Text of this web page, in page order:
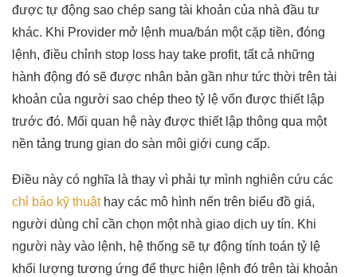
được tự động sao chép sang tài khoản của nhà đầu tư
khác. Khi Provider mở lệnh mua/bán một cặp tiền, đóng
lệnh, điều chỉnh stop loss hay take profit, tất cả những
hành động đó sẽ được nhân bản gần như tức thời trên tài
khoản của người sao chép theo tỷ lệ vốn được thiết lập
trước đó. Mối quan hệ này được thiết lập thông qua một
nền tảng trung gian do sàn môi giới cung cấp.
Điều này có nghĩa là thay vì phải tự mình nghiên cứu các
chỉ báo kỹ thuậthay các mô hình nến trên biểu đồ giá,
người dùng chỉ cần chọn một nhà giao dịch uy tín. Khi
người này vào lệnh, hệ thống sẽ tự động tính toán tỷ lệ
khối lượng tương ứng để thực hiện lệnh đó trên tài khoản